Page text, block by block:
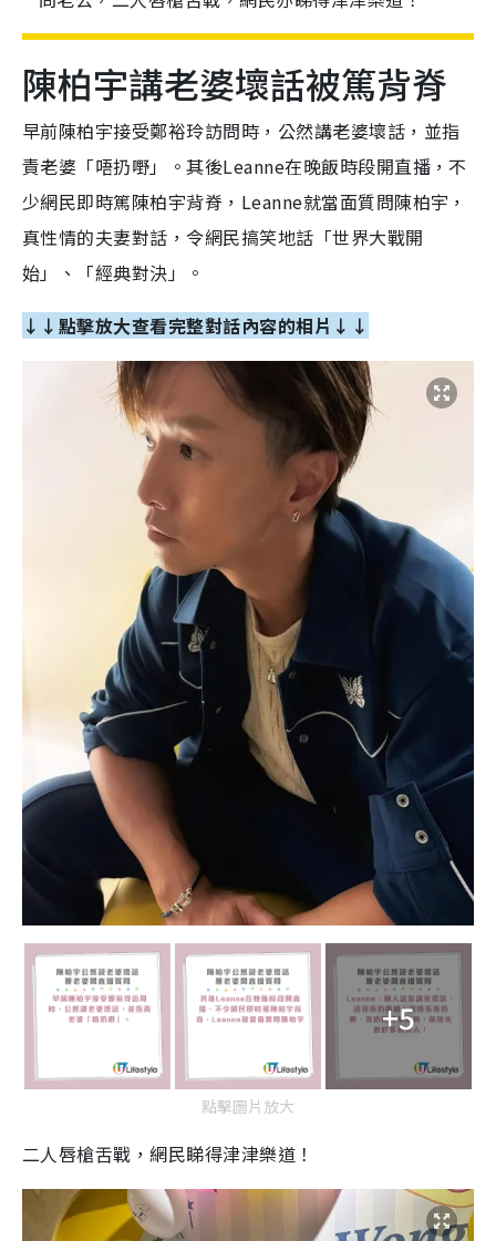
陳柏宇講老婆壞話被篤背脊
早前陳柏宇接受鄭裕玲訪問時，公然講老婆壞話，並指
責老婆「唔扔嘢」。其後Leanne在晚飯時段開直播，不
少網民即時篤陳柏宇背脊，Leanne就當面質問陳柏宇，
真性情的夫妻對話，令網民搞笑地話「世界大戰開
始」、「經典對決」。
↓↓點擊放大查看完整對話內容的相片↓↓
+5
點擊圖片放大
二人唇槍舌戰，網民睇得津津樂道！